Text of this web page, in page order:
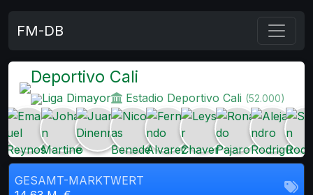
FM-DB
Deportivo Cali
Liga Dimayor Estadio Deportivo Cali (52.000)
GESAMT-MARKTWERT